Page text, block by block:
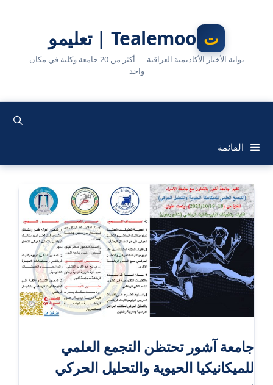
Tealemoo | تعليمو
بوابة الأخبار الأكاديمية العراقية — أكثر من 20 جامعة وكلية في مكان
واحد
القائمة
جامعة آشور تحتظن التجمع العلمي
للميكانيكيا الحيوية والتحليل الحركي